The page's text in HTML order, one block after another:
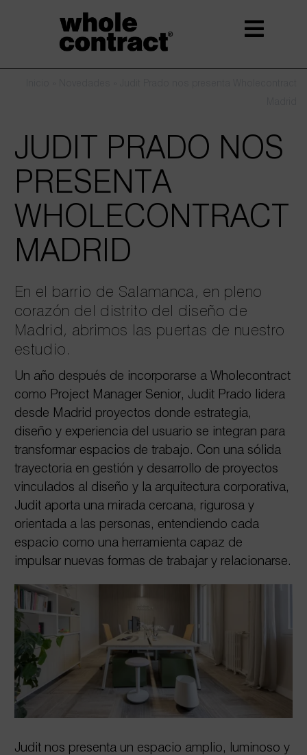
JUDIT PRADO NOS
PRESENTA
WHOLECONTRACT
MADRID
En el barrio de Salamanca, en pleno
corazón del distrito del diseño de
Madrid, abrimos las puertas de nuestro
estudio.
Un año después de incorporarse a Wholecontract
como Project Manager Senior, Judit Prado lidera
desde Madrid proyectos donde estrategia,
diseño y experiencia del usuario se integran para
transformar espacios de trabajo. Con una sólida
trayectoria en gestión y desarrollo de proyectos
vinculados al diseño y la arquitectura corporativa,
Judit aporta una mirada cercana, rigurosa y
orientada a las personas, entendiendo cada
espacio como una herramienta capaz de
impulsar nuevas formas de trabajar y relacionarse.
Judit nos presenta un espacio amplio, luminoso y